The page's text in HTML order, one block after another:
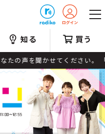
知る 買う
聞かせてください